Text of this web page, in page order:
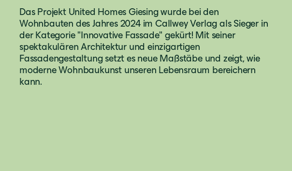
Das Projekt United Homes Giesing wurde bei den
Wohnbauten des Jahres 2024 im Callwey Verlag als Sieger in
der Kategorie "Innovative Fassade" gekürt! Mit seiner
spektakulären Architektur und einzigartigen
Fassadengestaltung setzt es neue Maßstäbe und zeigt, wie
moderne Wohnbaukunst unseren Lebensraum bereichern
kann.